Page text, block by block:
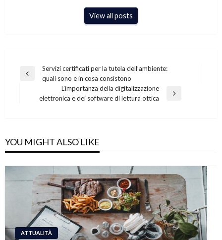
View all posts
Navigazione
articoli
Previous
Servizi certificati per la tutela dell’ambiente:
quali sono e in cosa consistono
Next
L’importanza della digitalizzazione
elettronica e dei software di lettura ottica
YOU MIGHT ALSO LIKE
ATTUALITÀ